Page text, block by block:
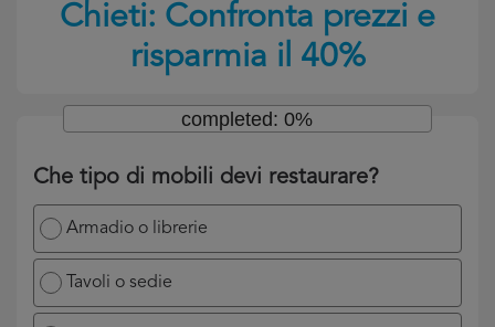
Chieti: Confronta prezzi e
risparmia il 40%
Che tipo di mobili devi restaurare?
Armadio o librerie
Tavoli o sedie
completed: 0%